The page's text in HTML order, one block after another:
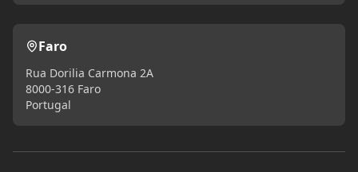
Faro
Rua Dorilia Carmona 2A
8000-316 Faro
Portugal